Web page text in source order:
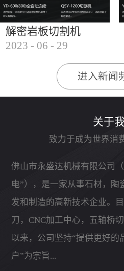
切机厂家，是保证桥切机使
解密岩板切割机
2023 - 06 - 29
进入新闻
关于我
致力于成为世界消
佛山市永盛达机械有限公司
电”），是一家从事石材，陶
发和制造的高新技术企业。
刀，CNC加工中心，五轴桥
以来，公司坚持“提供更好的
户”为宗旨...